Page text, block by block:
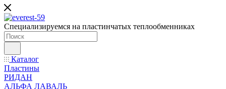
Специализируемся на пластинчатых теплообменниках
Каталог
Пластины
РИДАН
АЛЬФА ЛАВАЛЬ